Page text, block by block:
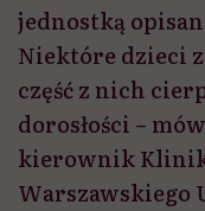
jednostką
Niektóre dzieci
część z nich
dorosłości –
kierownik
Warszawskiego